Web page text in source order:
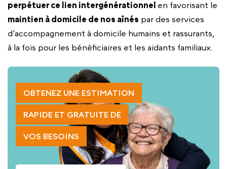
perpétuer ce lien intergénérationnel en favorisant le
maintien à domicile de nos aînés par des services
d'accompagnement à domicile humains et rassurants,
à la fois pour les bénéficiaires et les aidants familiaux.
OBTENEZ UNE ESTIMATION
RAPIDE ET GRATUITE DE
VOS BESOINS